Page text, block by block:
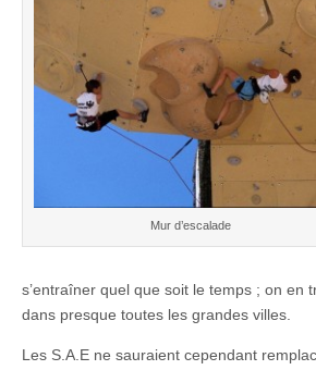
Mur d’escalade
s’entraîner quel que soit le temps ; on en
dans presque toutes les grandes villes.
Les S.A.E ne sauraient cependant